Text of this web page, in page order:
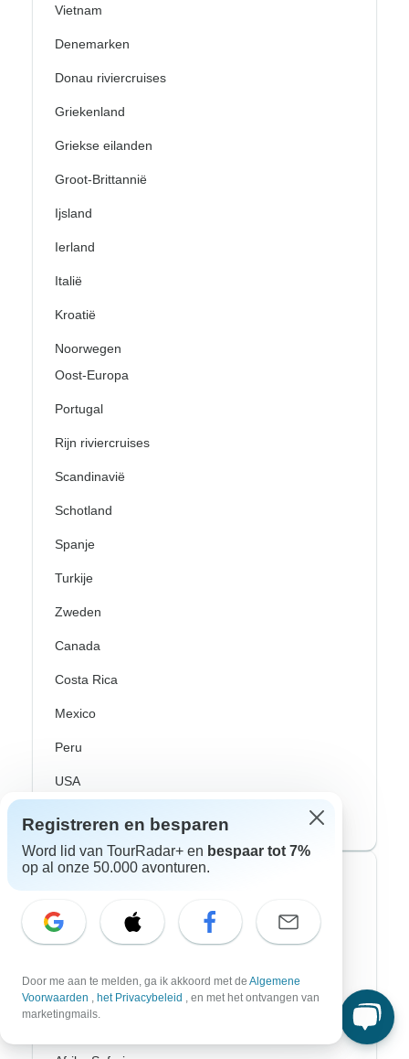
Vietnam
Denemarken
Donau riviercruises
Griekenland
Griekse eilanden
Groot-Brittannië
Ijsland
Ierland
Italië
Kroatië
Noorwegen
Oost-Europa
Portugal
Rijn riviercruises
Scandinavië
Schotland
Spanje
Turkije
Zweden
Canada
Costa Rica
Mexico
Peru
USA
Zuid-Amerika
Avontuurlijke rondreizen
Noorderlicht
Registreren en besparen
Word lid van TourRadar+ en bespaar tot 7%
op al onze 50.000 avonturen.
Door me aan te melden, ga ik akkoord met de Algemene
Voorwaarden , het Privacybeleid , en met het ontvangen van
marketingmails.